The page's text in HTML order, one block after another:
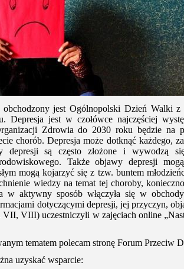
jest Ogólnopolski Dzień Walki z
Depresja jest w czołówce najczęściej
Zdrowia do 2030 roku będzie na
chorób. Depresja może dotknąć każdego,
depresji są często złożone i wywodzą
Także objawy depresji
mogą kojarzyć się z tzw. buntem
wiedzy na temat tej choroby,
w aktywny sposób włączyła się w
dotyczącymi depresji, jej przyczyn,
VIII) uczestniczyli w zajęciach online
tematem polecam stronę Forum Przeciw
uzyskać wsparcie: